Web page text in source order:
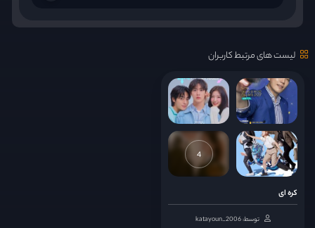
قسمت 10
قسمت 12
قسمت 13
قسمت 15
لیست های مرتبط کاربران
4
کره ای
توسط: katayoun_2006